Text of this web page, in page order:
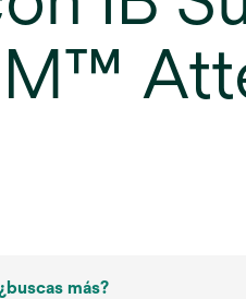
¿buscas más?